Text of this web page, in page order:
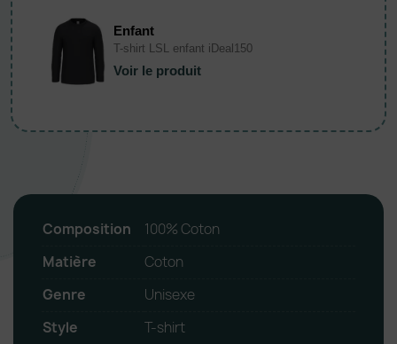
Enfant
T-shirt LSL enfant iDeal150
Voir le produit
Composition
100% Coton
Matière
Coton
Genre
Unisexe
Style
T-shirt